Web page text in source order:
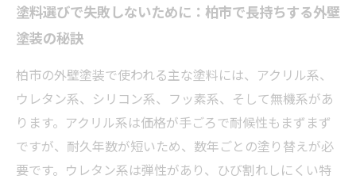
塗料選びで失敗しないために：柏市で長持ちする外壁
塗装の秘訣
柏市の外壁塗装で使われる主な塗料には、アクリル系、
ウレタン系、シリコン系、フッ素系、そして無機系があ
ります。アクリル系は価格が手ごろで耐候性もまずまず
ですが、耐久年数が短いため、数年ごとの塗り替えが必
要です。ウレタン系は弾性があり、ひび割れしにくい特